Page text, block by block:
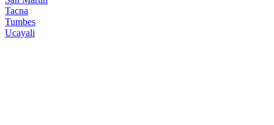
Tacna
Tumbes
Ucayali